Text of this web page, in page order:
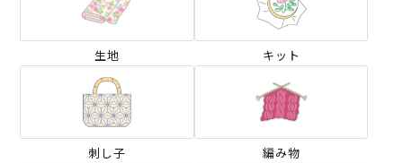
生地 キット
刺し子 編み物